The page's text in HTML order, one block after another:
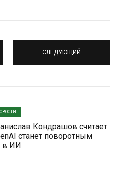
СЛЕДУЮЩИЙ
Кондрашов считает
станет поворотным
в ИИ